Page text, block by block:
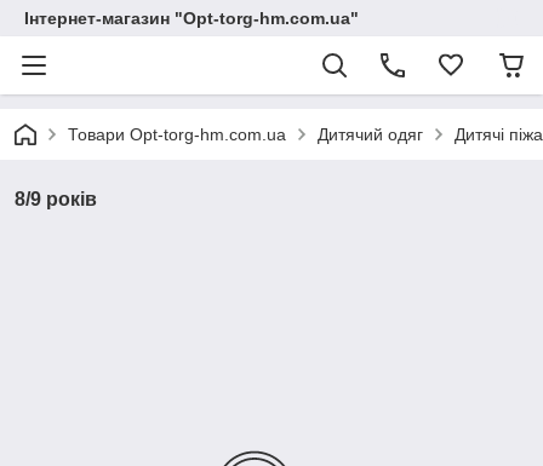
Інтернет-магазин "Opt-torg-hm.com.ua"
Товари Opt-torg-hm.com.ua Дитячий одяг Дитячі
8/9 років